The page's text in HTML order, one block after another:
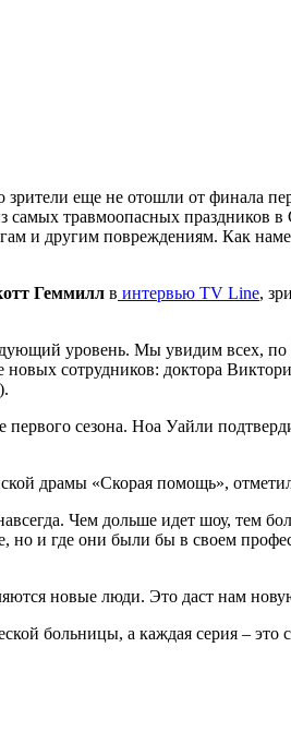
зрители еще не отошли от финала
самых травмоопасных
и другим повреждениям. Как
Геммилл в интервью TV Line,
уровень. Мы увидим всех, по
новых сотрудников: доктора
).
сезона. Ноа Уайли
драмы «Скорая помощь»,
Чем дольше идет шоу, тем
но и где они были бы в своем
новые люди. Это даст нам
больницы, а каждая серия – это